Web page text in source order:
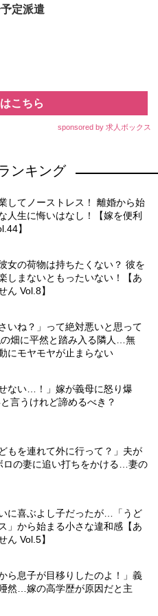
定派遣
こちら
sponsored by 求人ボックス
ンキング
してノーストレス！ 離婚から始
人生に悔いはなし！【嫁を便利
】
女の荷物は持ちたくない？ 彼を
しまないともったいない！【あ
ん Vol.8】
いね？」って絶対悪いと思って
畑に平然と踏み入る隣人…無
にモヤモヤが止まらない
ない…！」嫁が義母に怒り爆
言うけれど諦めるべき？
もを連れて外に行って？」夫が
ロの妻に追い打ちをかける…妻の
に喜ぶよし子だったが…「うど
」から始まる小さな違和感【あ
ん Vol.5】
ら息子が目移りしたのよ！」義
然…嫁の高学歴が原因だと主